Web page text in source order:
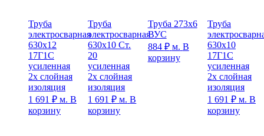
Труба
электросварная
630х12
17Г1С
усиленная
2х слойная
изоляция
1 691 ₽ м. В
корзину
Труба
электросварная
630х10 Ст.
20
усиленная
2х слойная
изоляция
1 691₽ м. В
корзину
Труба 273х6
ВУС
884 ₽ м. В
корзину
Труба
630х10
17Г1С
усиленная
2х слойная
изоляция
1 691 ₽ м. В
корзину